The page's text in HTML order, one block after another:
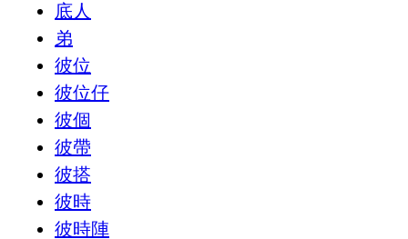
底人
弟
彼位
彼位仔
彼個
彼帶
彼搭
彼時
彼時陣